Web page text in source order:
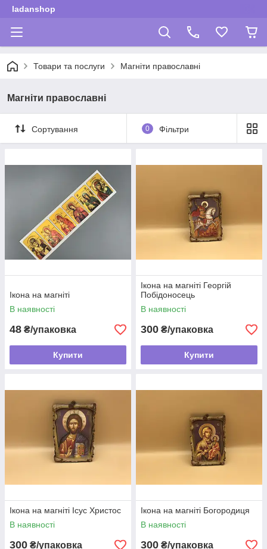
ladanshop
Товари та послуги Магніти православні
Магніти православні
Сортування 0 Фільтри
Ікона на магніті
В наявності
48 ₴/упаковка
Купити
Ікона на магніті Георгій
Побідоносець
В наявності
300 ₴/упаковка
Купити
Ікона на магніті Ісус Христос
В наявності
300 ₴/упаковка
Ікона на магніті Богородиця
В наявності
300 ₴/упаковка